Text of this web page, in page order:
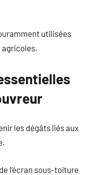
utilisées
agricoles.
les dégâts liés aux
l’écran sous-toiture